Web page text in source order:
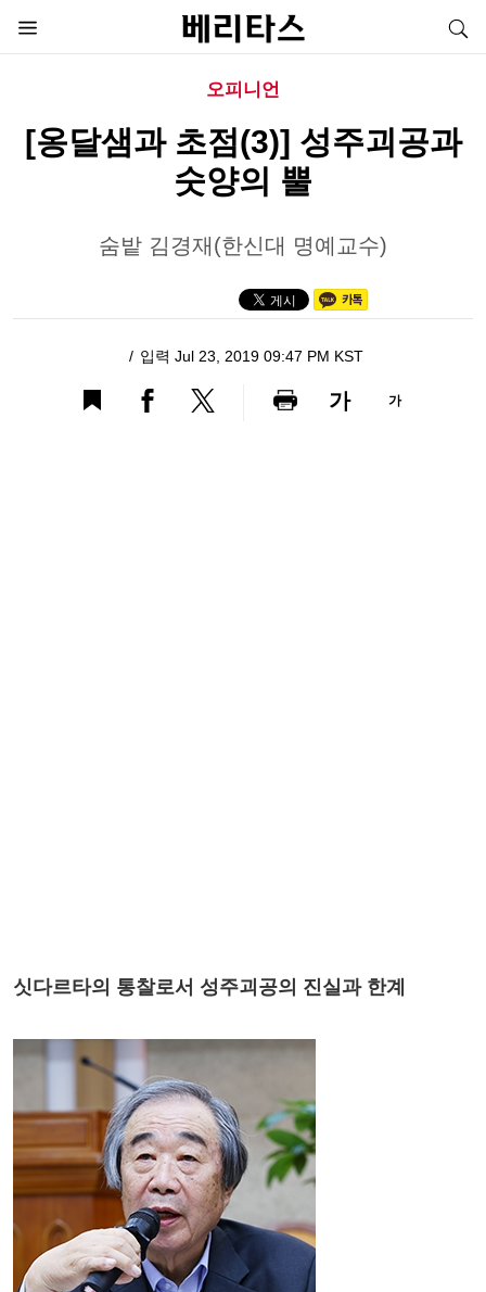
오피니언
[옹달샘과 초점(3)] 성주괴공과
숫양의 뿔
숨밭 김경재(한신대 명예교수)
입력 Jul 23, 2019 09:47 PM KST
가 가
싯다르타의 통찰로서 성주괴공의 진실과 한계